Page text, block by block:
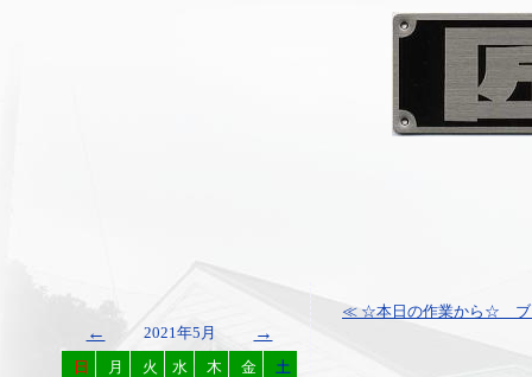
← 2021年5月 →
日 月 火 水 木 金
土
≪ ☆本日の作業から☆ ブ